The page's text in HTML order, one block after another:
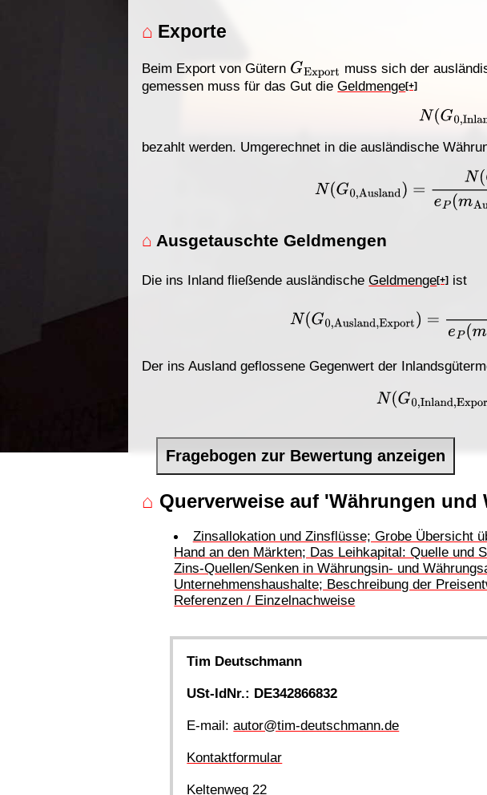
⌂ Exporte
Beim Export von Gütern GExport muss sich der
gemessen muss für das Gut dieGeldmenge[+]
N (G0,
bezahlt werden. Umgerechnet in die ausländische
=N(G0 Inland) eP m
⌂ Ausgetauschte Geldmengen
Die ins Inland fließende ausländischeGeldmenge[+] ist
N(G0, Ausland,Export) =1eP(
Der ins Ausland geflossene Gegenwert der
N(G0,Inland,
Fragebogen zur Bewertung anzeigen
⌂ Querverweise auf 'Währungen und
Zinsallokation und Zinsflüsse; Grobe Übersicht
Hand an den Märkten; Das Leihkapital: Quelle und
Zins-Quellen/Senken in Währungsin- und
Unternehmenshaushalte; Beschreibung der
Referenzen / Einzelnachweise
Tim Deutschmann
USt-IdNr.: DE342866832
E-mail:autor@tim-deutschmann.de
Kontaktformular
Keltenweg 22